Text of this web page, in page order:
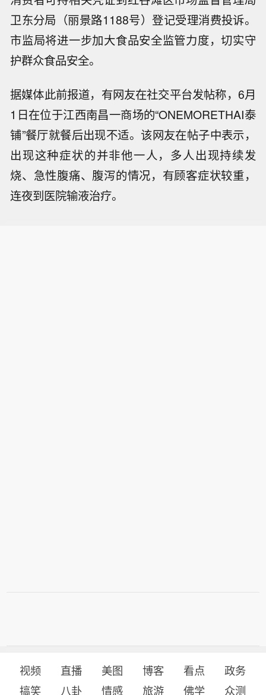
卫东分局（丽景路1188号）登记受理消费投诉。
市监局将进一步加大食品安全监管力度，切实守
护群众食品安全。
据媒体此前报道，有网友在社交平台发帖称，6月
1日在位于江西南昌一商场的“ONEMORETHAI泰
铺”餐厅就餐后出现不适。该网友在帖子中表示，
出现这种症状的并非他一人，多人出现持续发
烧、急性腹痛、腹泻的情况，有顾客症状较重，
连夜到医院输液治疗。
视频 直播 美图 博客 看点
政务
搞笑
八卦 情感 旅游 佛学 众测